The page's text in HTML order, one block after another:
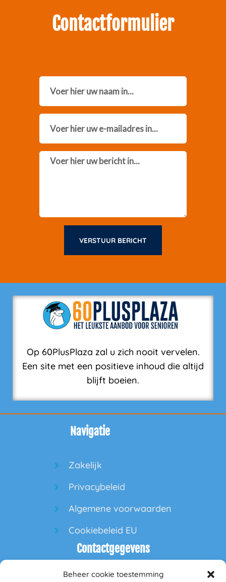
Beheer cookie toestemming
Contactformulier
Message
VERSTUUR BERICHT
Op 60PlusPlaza zal u zich nooit vervelen.
Een site met een positieve inhoud die altijd
blijft boeien.
Navigatie
Zakelijk
Privacybeleid
Algemene voorwaarden
Cookiebeleid EU
Contactgegevens